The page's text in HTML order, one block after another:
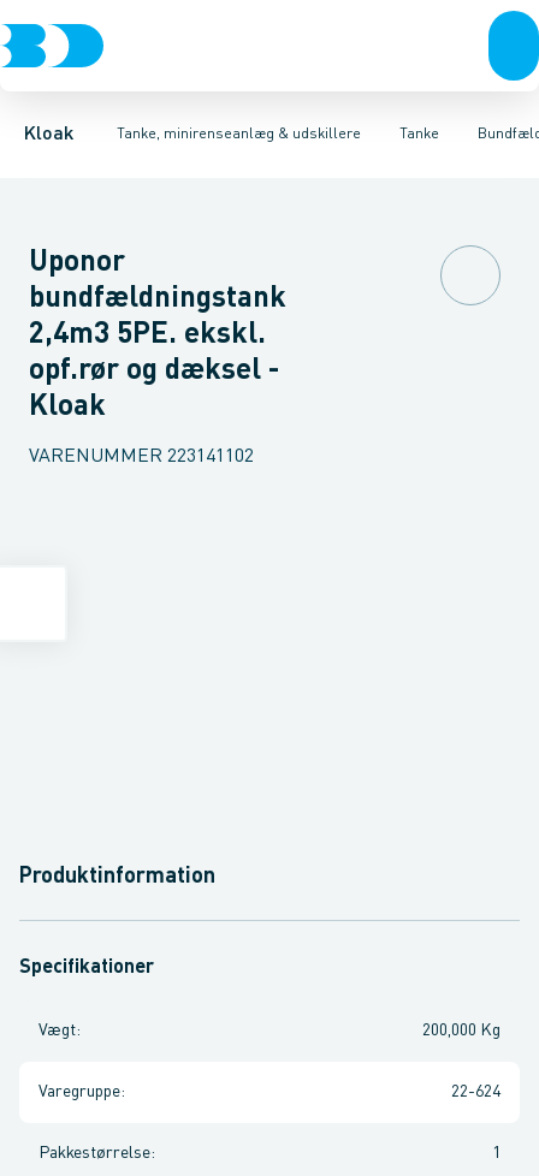
Kloak Tanke, minirenseanlæg & udskillere
Rør & fittingsBrøndeBrøndgodsLinjeafvandingTanke,
Tanke
Udskillere Tanke Tilbehør til tankeMini renseanlæg
Bundfældnings tanke, tryknedsivningBundfældnings tanke,
Uponor
bundfældningstank
2,4m3 5PE. ekskl.
opf.rør og dæksel -
Kloak
VARENUMMER 223141102
Produktinformation
Specifikationer
Vægt: 200,000 Kg
Varegruppe: 22-624
Pakkestørrelse: 1